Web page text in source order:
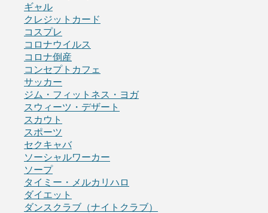
ギャル
クレジットカード
コスプレ
コロナウイルス
コロナ倒産
コンセプトカフェ
サッカー
ジム・フィットネス・ヨガ
スウィーツ・デザート
スカウト
スポーツ
セクキャバ
ソーシャルワーカー
ソープ
タイミー・メルカリハロ
ダイエット
ダンスクラブ（ナイトクラブ）